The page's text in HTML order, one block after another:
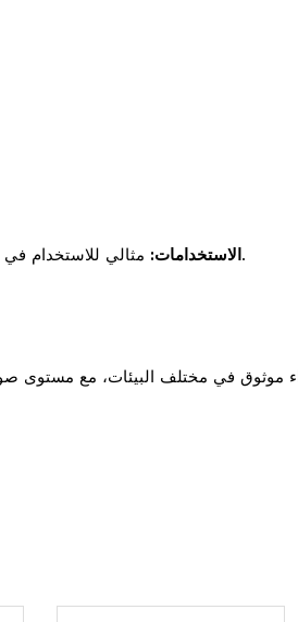
الاستخدامات: مثالي للاستخدام في المصانع، والمدارس، وأماكن الترفيه، والمزارع، وأنظمة الأمن المنزلي.